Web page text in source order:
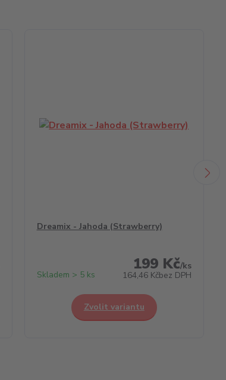
Dreamix - Jahoda (Strawberry)
199 Kč/ks
164,46 Kčbez DPH
Skladem > 5 ks
Zvolit variantu